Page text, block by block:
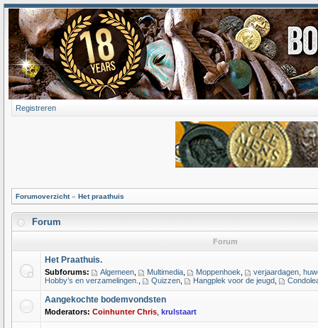
Registreren
Forumoverzicht» Het praathuis
Forum
Forum
Het Praathuis.
Subforums: Algemeen Multimedia Moppenhoek
verjaardagen,
Hobby’s en verzamelingen.
Quizzen Hangplek voor de jeugd
Aangekochte bodemvondsten
Moderators: Coinhunter Chris krulstaart